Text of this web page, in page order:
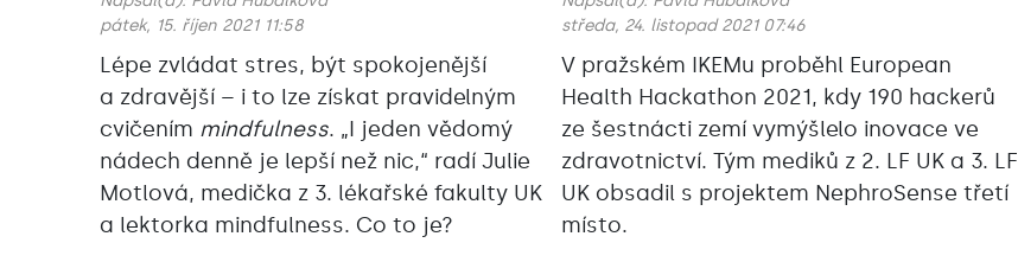
pátek, 15. říjen 2021 11:58
Lépe zvládat stres, být spokojenější
a zdravější – i to lze získat pravidelným
cvičením mindfulness. „I jeden vědomý
nádech denně je lepší než nic,“ radí Julie
Motlová, medička z 3. lékařské fakulty UK
a lektorka mindfulness. Co to je?
středa, 24. listopad 2021 07:46
V pražském IKEMu proběhl European
Health Hackathon 2021, kdy 190 hackerů
ze šestnácti zemí vymýšlelo inovace ve
zdravotnictví. Tým mediků z 2. LF UK a 3. LF
UK obsadil s projektem NephroSense třetí
místo.